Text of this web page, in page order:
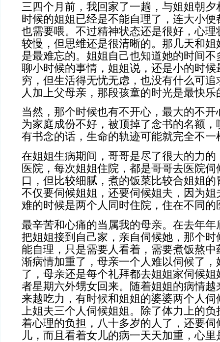
三四个月前，我回家了一趟，与姐姐朝
时候的姐姐已经是不能自理了，连大小
也需要喂。不过精神状态还是很好，心
较慢，但思维还是很清晰的。那几天和
是最难忘的。姐姐自己也知道她的时间
聊小时候的事情，姐姐说，还是小的时
穷，但生活得无忧无虑，也没有什么可
人加上父母亲，那段孩童的时光是最快乐
当然，那个时候也有不开心，最大的不
为家庭成份不好，被顶掉了念书的名额
有书念的话，生命的轨迹可能就完全不一
在姐姐生病期间，哥哥是尽了很大的力
医院，每次姐姐住院，都是哥哥去医院
口，但比较细腻，煮的饭菜比较合姐姐
不仅要伺候姐姐，还要伺候姐夫，因为
难的时候是两个人同时住院，住在不同的
最辛苦和心痛的当属我的母亲。在去年
把姐姐接到自己家，亲自伺候她，那个
能自理，只是需要人看着，需要煮饭熬
渐病情加重了，母亲一个人难以伺候了
了，母亲还是每个礼拜都去姐姐家伺候
者星期六外甥女回来。随着姐姐的病情
来越吃力，有时候和姐姐的婆婆两个人
上姐夫三个人伺候姐姐。除了体力上的
着心理的负担，八十多岁的人了，还要伺
儿，而且看着女儿的病一天天加重，心